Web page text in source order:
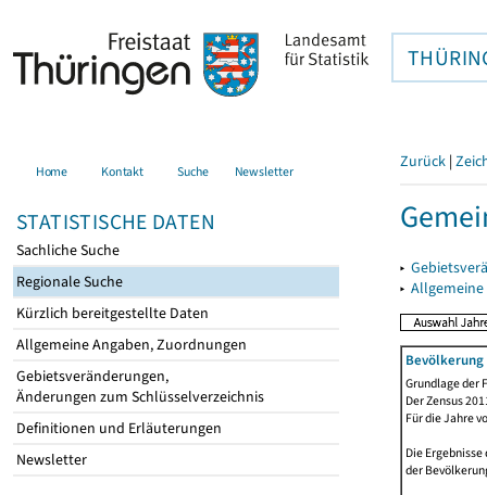
Home Kontakt Suche Newsletter
STATISTISCHE DATEN
Sachliche Suche
Regionale Suche
Kürzlich bereitgestellte Daten
Allgemeine Angaben, Zuordnungen
Gebietsveränderungen,
Änderungen zum Schlüsselverzeichnis
Definitionen und Erläuterungen
Newsletter
Zurück |
▸
▸
Grundlage der
Der Zensus
Für die Jahre
Die
der